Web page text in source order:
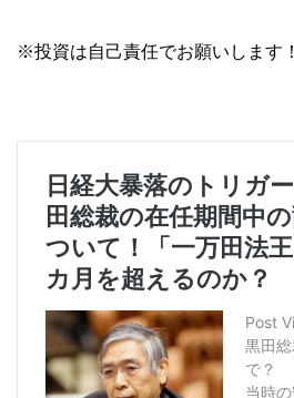
※投資は自己責任でお願いします！